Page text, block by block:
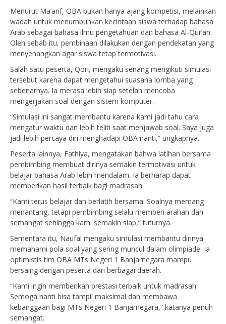
Menurut Ma’arif, OBA bukan hanya ajang kompetisi, melainkan
wadah untuk menumbuhkan kecintaan siswa terhadap bahasa
Arab sebagai bahasa ilmu pengetahuan dan bahasa Al-Qur’an.
Oleh sebab itu, pembinaan dilakukan dengan pendekatan yang
menyenangkan agar siswa tetap termotivasi.
Salah satu peserta, Qori, mengaku senang mengikuti simulasi
tersebut karena dapat mengetahui suasana lomba yang
sebenarnya. Ia merasa lebih siap setelah mencoba
mengerjakan soal dengan sistem komputer.
“Simulasi ini sangat membantu karena kami jadi tahu cara
mengatur waktu dan lebih teliti saat menjawab soal. Saya juga
jadi lebih percaya diri menghadapi OBA nanti,” ungkapnya.
Peserta lainnya, Fathiya, mengatakan bahwa latihan bersama
pembimbing membuat dirinya semakin termotivasi untuk
belajar bahasa Arab lebih mendalam. Ia berharap dapat
memberikan hasil terbaik bagi madrasah.
“Kami terus belajar dan berlatih bersama. Soalnya memang
menantang, tetapi pembimbing selalu memberi arahan dan
semangat sehingga kami semakin siap,” tuturnya.
Sementara itu, Naufal mengaku simulasi membantu dirinya
memahami pola soal yang sering muncul dalam olimpiade. Ia
optimistis tim OBA MTs Negeri 1 Banjarnegara mampu
bersaing dengan peserta dari berbagai daerah.
“Kami ingin memberikan prestasi terbaik untuk madrasah.
Semoga nanti bisa tampil maksimal dan membawa
kebanggaan bagi MTs Negeri 1 Banjarnegara,” katanya penuh
semangat.